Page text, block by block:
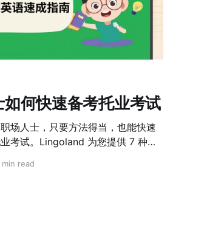
如何快速备考托业考试
场人士，只要方法得当，也能快速
考试。Lingoland 为您提供 7 种实
read